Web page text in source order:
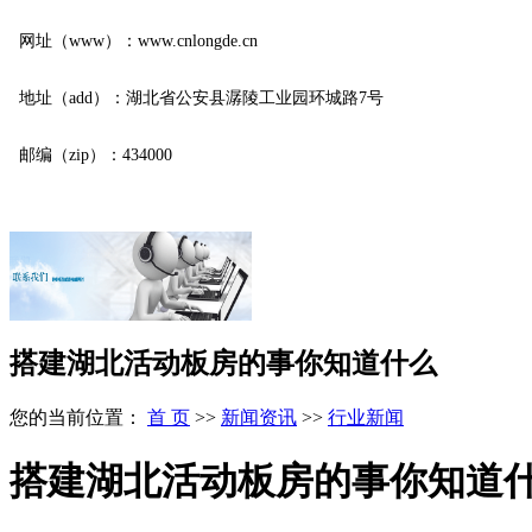
网址（www）：www.cnlongde.cn
地址（add）：湖北省公安县潺陵工业园环城路7号
邮编（zip）：434000
搭建湖北活动板房的事你知道什么
您的当前位置： 首 页 >> 新闻资讯 >> 行业新闻
搭建湖北活动板房的事你知道